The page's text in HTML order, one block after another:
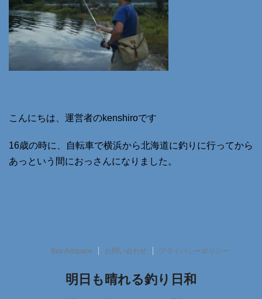
こんにちは、運営者のkenshiroです
16歳の時に、自転車で横浜から北海道に釣りに行ってから
あっという間におっさんになりました。
Buy Adspace お問い合わせ プライバシーポリシー
明日も晴れる釣り日和